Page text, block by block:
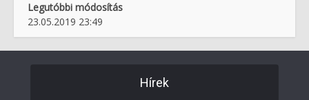
Legutóbbi módosítás
23.05.2019 23:49
Hírek